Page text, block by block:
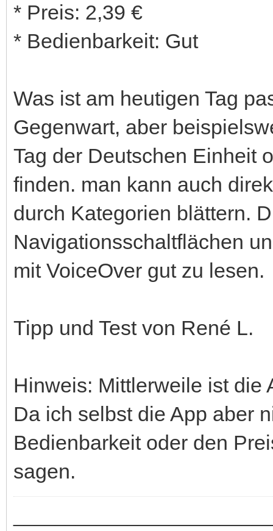
* Preis: 2,39 €
* Bedienbarkeit: Gut
Was ist am heutigen Tag
Gegenwart, aber
Tag der Deutschen Einheit
finden. man kann auch
durch Kategorien blättern.
Navigationsschaltflächen
mit VoiceOver gut zu lesen.
Tipp und Test von René L.
Hinweis: Mittlerweile ist die
Da ich selbst die App aber
Bedienbarkeit oder den
sagen.